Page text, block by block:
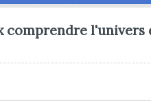
comprendre l'univers